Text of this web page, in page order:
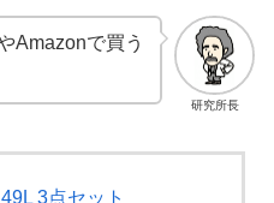
研究所長
Amazonで買う
3点セット